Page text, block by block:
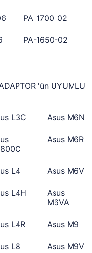
PA-1700-02
PA-1650-02
'ün UYUMLU
L3C Asus M6N
Asus M6R
L4 Asus M6V
L4H
Asus
M6VA
L4R Asus M9
L8 Asus M9V